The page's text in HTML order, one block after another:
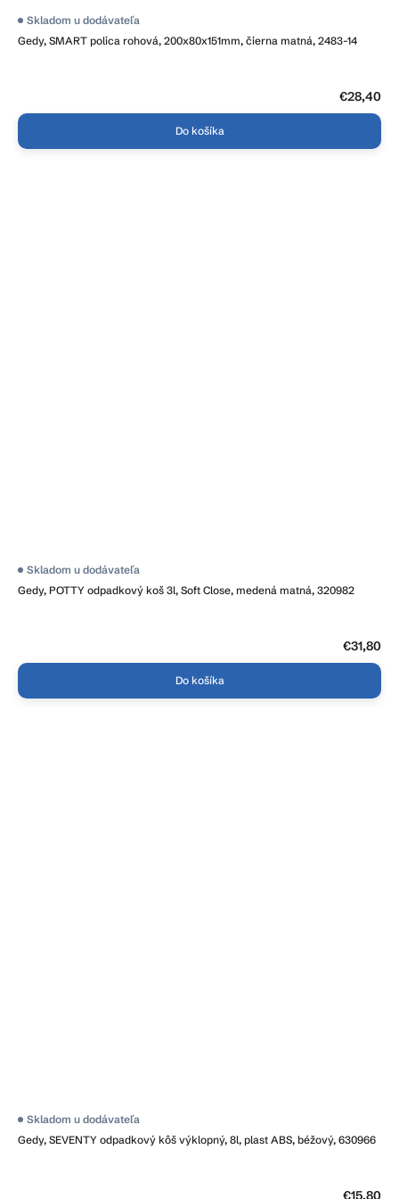
Gedy, SMART polica rohová, 200x80x151mm, čierna matná, 2483-14
Skladom u dodávateľa
€28,40
Do košíka
Gedy, POTTY odpadkový koš 3l, Soft Close, medená matná, 320982
Skladom u dodávateľa
€31,80
Do košíka
Gedy, SEVENTY odpadkový kôš výklopný, 8l, plast ABS, béžový, 630966
Skladom u dodávateľa
€15,80